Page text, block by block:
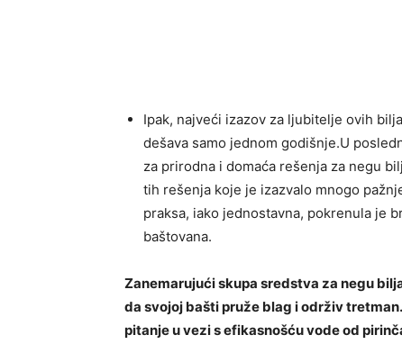
Ipak, najveći izazov za ljubitelje ovih
dešava samo jednom godišnje.U
za prirodna i domaća rešenja za negu
tih rešenja koje je izazvalo mnogo
praksa, iako jednostavna, pokrenula je
baštovana.
Zanemarujući skupa sredstva za negu
da svojoj bašti pruže blag i održiv
pitanje u vezi s efikasnošću vode od